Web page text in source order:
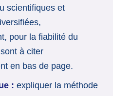
scientifiques et
pour la fiabilité du
à citer
en bas de page.
: expliquer la méthode